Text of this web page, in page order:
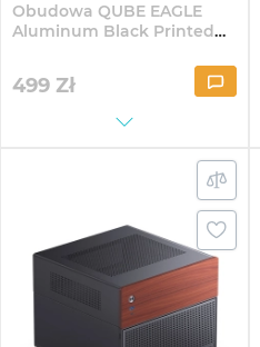
Obudowa QUBE EAGLE
Aluminum Black Printed
(QBX3M_WBNU3PD2R)
499 Zł